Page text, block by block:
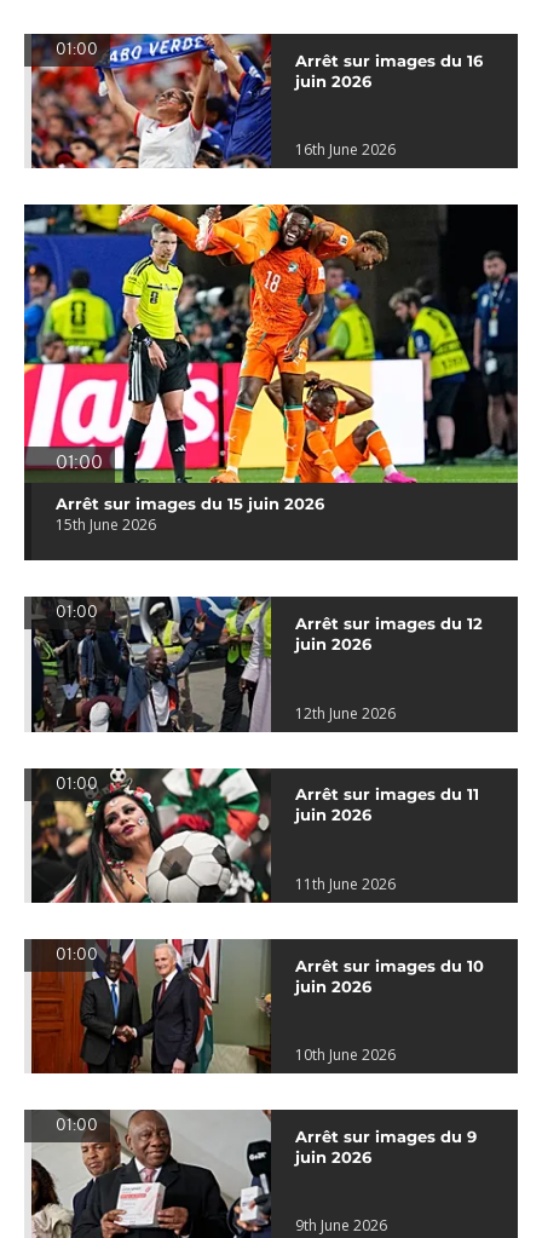
01:00
Arrêt sur images du 16
juin 2026
16th June 2026
01:00
Arrêt sur images du 15 juin 2026
15th June 2026
01:00
Arrêt sur images du 12
juin 2026
12th June 2026
01:00
Arrêt sur images du 11
juin 2026
11th June 2026
01:00
Arrêt sur images du 10
juin 2026
10th June 2026
01:00
Arrêt sur images du 9
juin 2026
9th June 2026